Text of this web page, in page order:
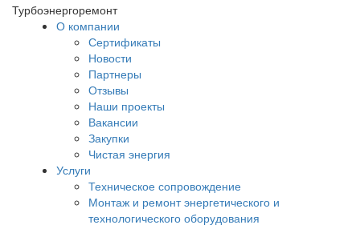
Турбоэнергоремонт
О компании
Сертификаты
Новости
Партнеры
Отзывы
Наши проекты
Вакансии
Закупки
Чистая энергия
Услуги
Техническое сопровождение
Монтаж и ремонт энергетического и
технологического оборудования